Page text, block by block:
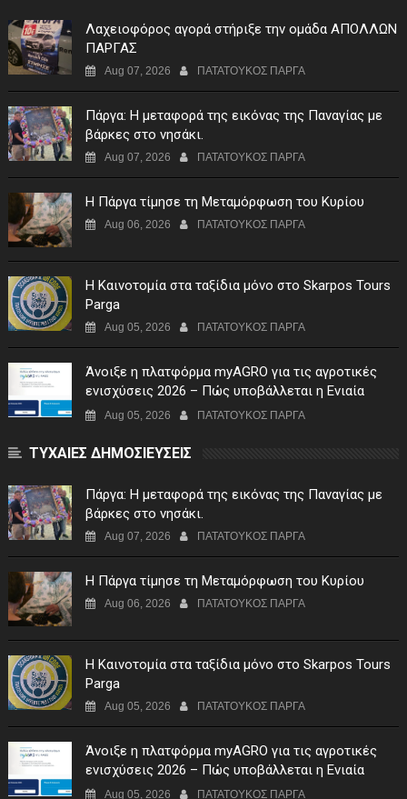
Λαχειοφόρος αγορά στήριξε την ομάδα ΑΠΟΛΛΩΝ
ΠΑΡΓΑΣ
Aug 07, 2026 ΠΑΤΑΤΟΥΚΟΣ ΠΑΡΓΑ
Πάργα: Η μεταφορά της εικόνας της Παναγίας με
βάρκες στο νησάκι.
Aug 07, 2026 ΠΑΤΑΤΟΥΚΟΣ ΠΑΡΓΑ
Η Πάργα τίμησε τη Μεταμόρφωση του Κυρίου
Aug 06, 2026 ΠΑΤΑΤΟΥΚΟΣ ΠΑΡΓΑ
Η Καινοτομία στα ταξίδια μόνο στο Skarpos Tours
Parga
Aug 05, 2026 ΠΑΤΑΤΟΥΚΟΣ ΠΑΡΓΑ
Άνοιξε η πλατφόρμα myAGRO για τις αγροτικές
ενισχύσεις 2026 – Πώς υποβάλλεται η Ενιαία
Αίτηση Ενίσχυσης
Aug 05, 2026 ΠΑΤΑΤΟΥΚΟΣ ΠΑΡΓΑ
ΤΥΧΑΙΕΣ ΔΗΜΟΣΙΕΥΣΕΙΣ
Πάργα: Η μεταφορά της εικόνας της Παναγίας με
βάρκες στο νησάκι.
Aug 07, 2026 ΠΑΤΑΤΟΥΚΟΣ ΠΑΡΓΑ
Η Πάργα τίμησε τη Μεταμόρφωση του Κυρίου
Aug 06, 2026 ΠΑΤΑΤΟΥΚΟΣ ΠΑΡΓΑ
Η Καινοτομία στα ταξίδια μόνο στο Skarpos Tours
Parga
Aug 05, 2026 ΠΑΤΑΤΟΥΚΟΣ ΠΑΡΓΑ
Άνοιξε η πλατφόρμα myAGRO για τις αγροτικές
ενισχύσεις 2026 – Πώς υποβάλλεται η Ενιαία
Αίτηση Ενίσχυσης
Aug 05, 2026 ΠΑΤΑΤΟΥΚΟΣ ΠΑΡΓΑ